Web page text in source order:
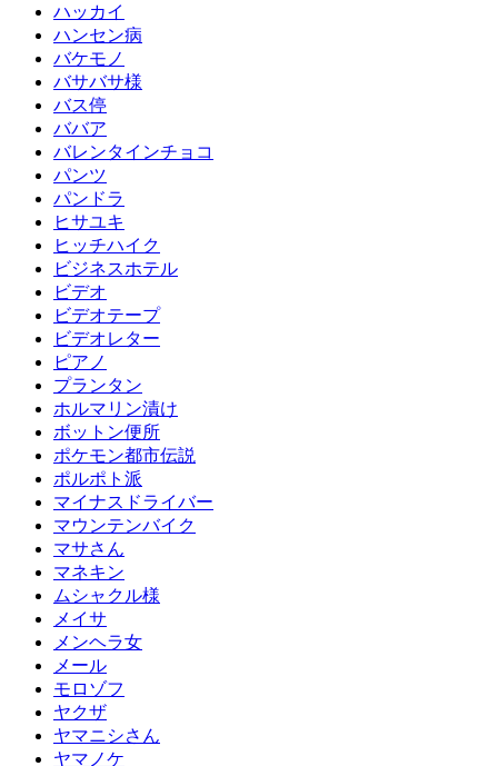
ハッカイ
ハンセン病
バケモノ
バサバサ様
バス停
ババア
バレンタインチョコ
パンツ
パンドラ
ヒサユキ
ヒッチハイク
ビジネスホテル
ビデオ
ビデオテープ
ビデオレター
ピアノ
プランタン
ホルマリン漬け
ボットン便所
ポケモン都市伝説
ポルポト派
マイナスドライバー
マウンテンバイク
マサさん
マネキン
ムシャクル様
メイサ
メンヘラ女
メール
モロゾフ
ヤクザ
ヤマニシさん
ヤマノケ